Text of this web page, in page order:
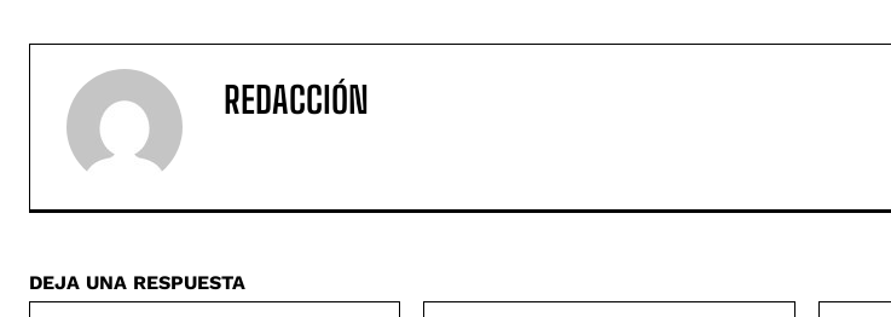
REDACCIÓN
DEJA UNA RESPUESTA